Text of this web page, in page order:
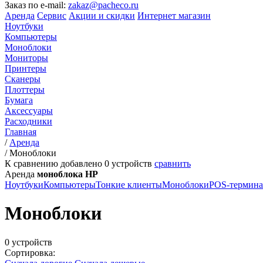
Заказ по e-mail: zakaz@pacheco.ru
Аренда Сервис Акции и скидки Интернет магазин
Ноутбуки
Компьютеры
Моноблоки
Мониторы
Принтеры
Сканеры
Плоттеры
Бумага
Аксессуары
Расходники
Главная
/ Аренда
/Моноблоки
К сравнению добавлено 0 устройств сравнить
Аренда моноблока HP
НоутбукиКомпьютерыТонкие клиентыМоноблокиPOS-
Моноблоки
0 устройств
Сортировка: